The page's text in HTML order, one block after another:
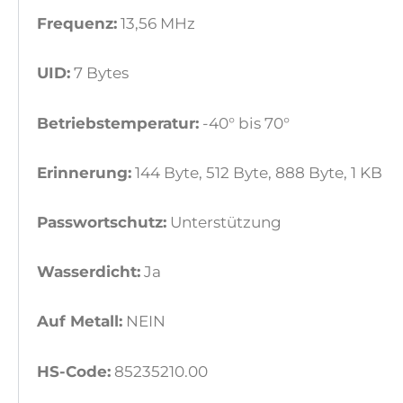
Frequenz: 13,56 MHz
UID: 7 Bytes
Betriebstemperatur: -40° bis 70°
Erinnerung: 144 Byte, 512 Byte, 888 Byte, 1 KB
Passwortschutz: Unterstützung
Wasserdicht: Ja
Auf Metall: NEIN
HS-Code: 85235210.00